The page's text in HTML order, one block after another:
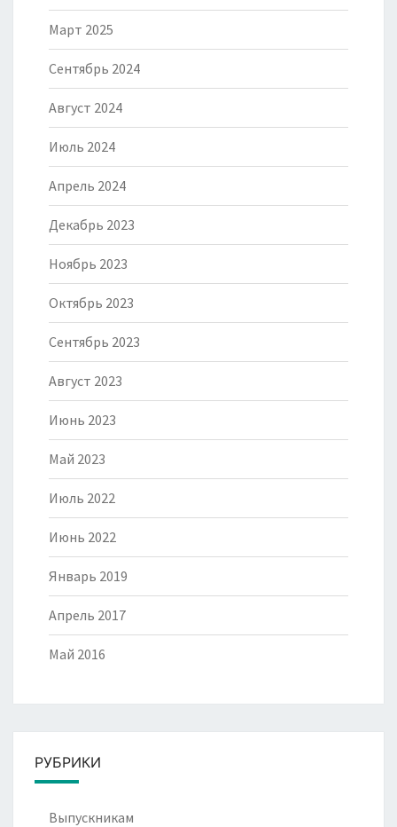
Март 2025
Сентябрь 2024
Август 2024
Июль 2024
Апрель 2024
Декабрь 2023
Ноябрь 2023
Октябрь 2023
Сентябрь 2023
Август 2023
Июнь 2023
Май 2023
Июль 2022
Июнь 2022
Январь 2019
Апрель 2017
Май 2016
РУБРИКИ
Выпускникам